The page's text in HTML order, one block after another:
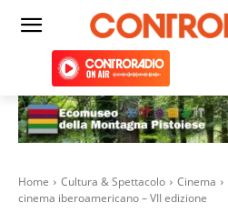
Home Cultura & Spettacolo Cinema
cinema iberoamericano – VII edizione